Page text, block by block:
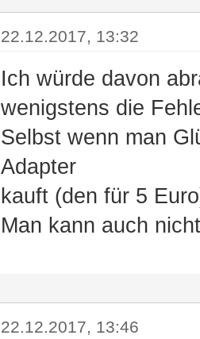
22.12.2017, 13:32
Ich würde davon
wenigstens die
Selbst wenn man
Adapter
kauft (den für 5
Man kann auch
22.12.2017, 13:46